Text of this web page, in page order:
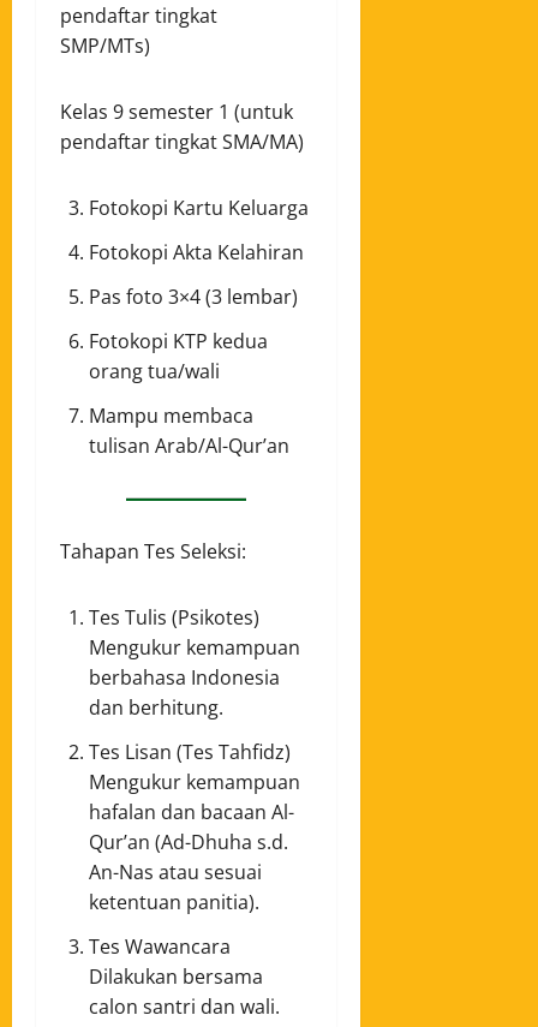
pendaftar tingkat
SMP/MTs)
Kelas 9 semester 1 (untuk
pendaftar tingkat SMA/MA)
Fotokopi Kartu Keluarga
Fotokopi Akta Kelahiran
Pas foto 3×4 (3 lembar)
Fotokopi KTP kedua
orang tua/wali
Mampu membaca
tulisan Arab/Al-Qur’an
Tahapan Tes Seleksi:
Tes Tulis (Psikotes)
Mengukur kemampuan
berbahasa Indonesia
dan berhitung.
Tes Lisan (Tes Tahfidz)
Mengukur kemampuan
hafalan dan bacaan Al-
Qur’an (Ad-Dhuha s.d.
An-Nas atau sesuai
ketentuan panitia).
Tes Wawancara
Dilakukan bersama
calon santri dan wali.